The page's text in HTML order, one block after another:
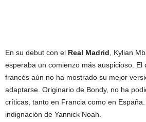
En su debut con el Real Madrid, Kylian
esperaba un comienzo más auspicioso. El
francés aún no ha mostrado su mejor
adaptarse. Originario de Bondy, no ha
críticas, tanto en Francia como en
indignación de Yannick Noah.